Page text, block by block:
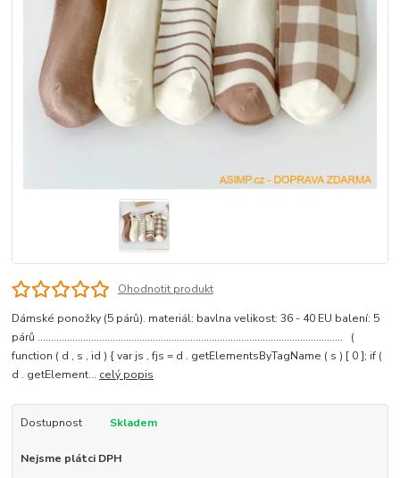
Ohodnotit produkt
Dámské ponožky (5 párů). materiál: bavlna velikost: 36 - 40 EU balení: 5
párů .................................................................................................................. (
function ( d , s , id ) { var js , fjs = d . getElementsByTagName ( s ) [ 0 ]; if (
d . getElement... celý popis
Dostupnost Skladem
Nejsme plátci DPH